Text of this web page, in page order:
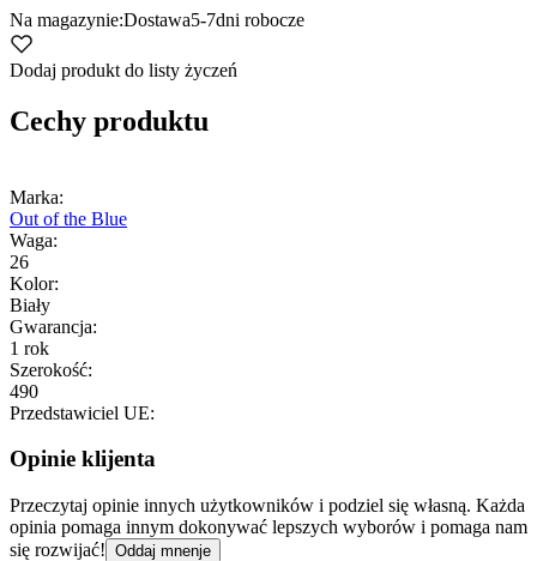
Na magazynie:Dostawa5-7dni robocze
Dodaj produkt do listy życzeń
Cechy produktu
Marka:
Out of the Blue
Waga:
26
Kolor:
Biały
Gwarancja:
1 rok
Szerokość:
490
Przedstawiciel UE:
Opinie klijenta
Przeczytaj opinie innych użytkowników i podziel się własną. Każda
opinia pomaga innym dokonywać lepszych wyborów i pomaga nam
się rozwijać! Oddaj mnenje